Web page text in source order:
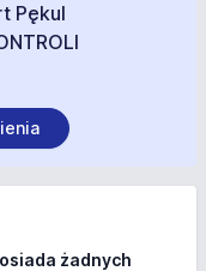
Pękul
żadnych